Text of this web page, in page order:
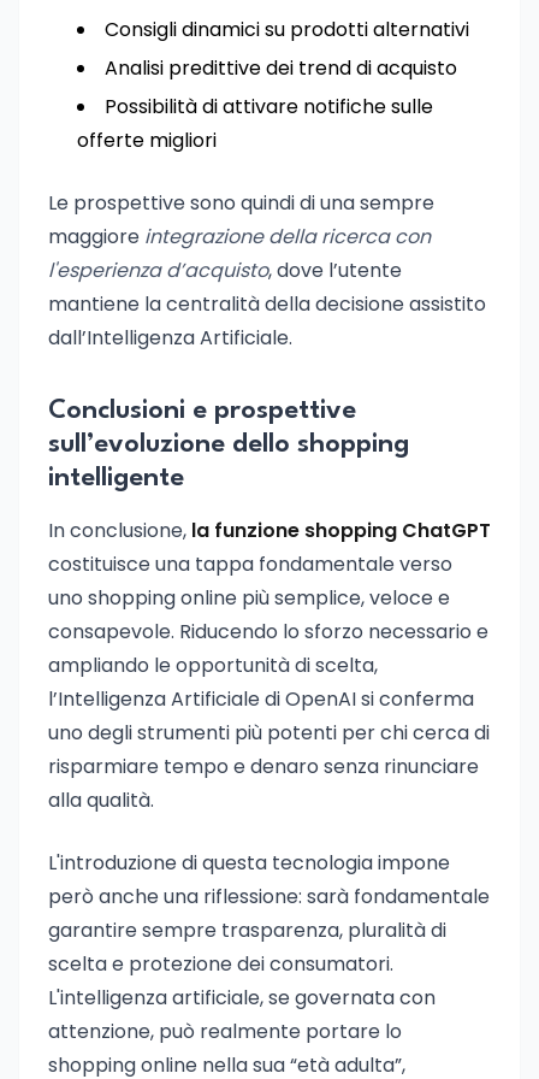
Consigli dinamici su prodotti alternativi
Analisi predittive dei trend di acquisto
Possibilità di attivare notifiche sulle
offerte migliori
Le prospettive sono quindi di una sempre
maggiore integrazione della ricerca con
l'esperienza d’acquisto, dove l’utente
mantiene la centralità della decisione assistito
dall’Intelligenza Artificiale.
Conclusioni e prospettive
sull’evoluzione dello shopping
intelligente
In conclusione, la funzione shopping ChatGPT
costituisce una tappa fondamentale verso
uno shopping online più semplice, veloce e
consapevole. Riducendo lo sforzo necessario e
ampliando le opportunità di scelta,
l’Intelligenza Artificiale di OpenAI si conferma
uno degli strumenti più potenti per chi cerca di
risparmiare tempo e denaro senza rinunciare
alla qualità.
L'introduzione di questa tecnologia impone
però anche una riflessione: sarà fondamentale
garantire sempre trasparenza, pluralità di
scelta e protezione dei consumatori.
L'intelligenza artificiale, se governata con
attenzione, può realmente portare lo
shopping online nella sua “età adulta”,